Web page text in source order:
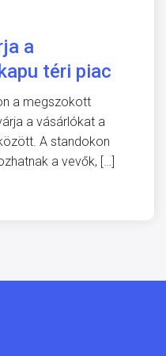
a
téri piac
a megszokott
a vásárlókat a
A standokon
a vevők, […]